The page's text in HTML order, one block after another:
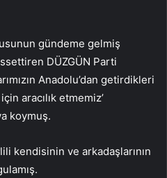
gündeme gelmiş
DÜZGÜN Parti
Anadolu’dan getirdikleri
aracılık etmemiz’
koymuş.
kendisinin ve arkadaşlarının